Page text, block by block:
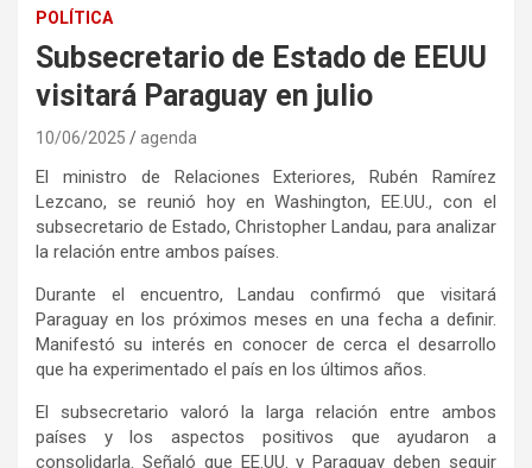
POLÍTICA
Subsecretario de Estado de EEUU
visitará Paraguay en julio
10/06/2025 agenda
El ministro de Relaciones Exteriores, Rubén Ramírez
Lezcano, se reunió hoy en Washington, EE.UU., con el
subsecretario de Estado, Christopher Landau, para analizar
la relación entre ambos países.
Durante el encuentro, Landau confirmó que visitará
Paraguay en los próximos meses en una fecha a definir.
Manifestó su interés en conocer de cerca el desarrollo
que ha experimentado el país en los últimos años.
El subsecretario valoró la larga relación entre ambos
países y los aspectos positivos que ayudaron a
consolidarla. Señaló que EE.UU. y Paraguay deben seguir